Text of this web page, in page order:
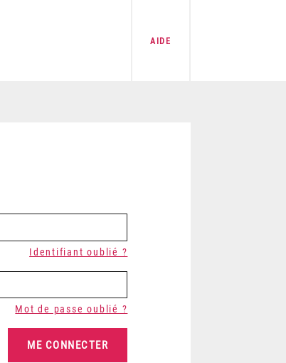
AIDE
Identifiant oublié ?
Mot de passe oublié ?